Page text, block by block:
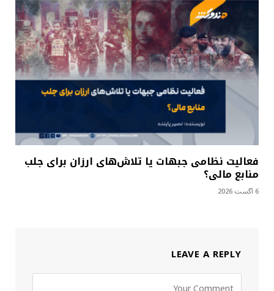
فعالیت نظامی جبهات یا تلاش‌های ارزان برای جلب
منابع مالی؟
6 آگست 2026
LEAVE A REPLY